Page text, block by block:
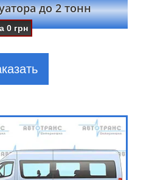
до 2 тонн
0 грн